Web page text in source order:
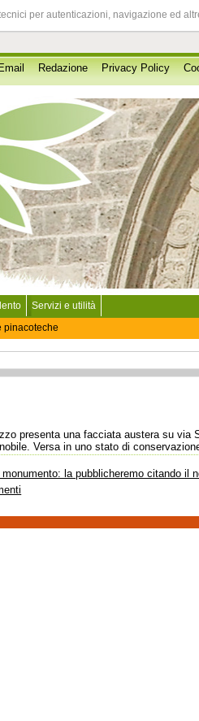
per autenticazioni, navigazione ed
Redazione Privacy Policy
pinacoteche
Servizi e utilità
presenta una facciata austera su
Versa in uno stato di
la pubblicheremo citando il